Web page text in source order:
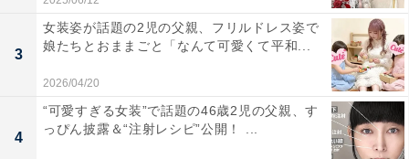
3
女装姿が話題の2児の父親、フリルドレス姿で
娘たちとおままごと「なんて可愛くて平和...
2026/04/20
4
“可愛すぎる女装”で話題の46歳2児の父親、す
っぴん披露＆“注射レシピ”公開！ ...